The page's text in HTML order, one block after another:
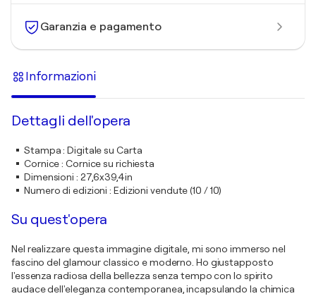
Garanzia e pagamento
Informazioni
Dettagli dell'opera
Stampa:Digitale su Carta
Cornice: Cornice su richiesta
Dimensioni : 27,6x39,4in
Numero di edizioni : Edizioni vendute (10 / 10)
Su quest'opera
Nel realizzare questa immagine digitale, mi sono immerso nel
fascino del glamour classico e moderno. Ho giustapposto
l'essenza radiosa della bellezza senza tempo con lo spirito
audace dell'eleganza contemporanea, incapsulando la chimica